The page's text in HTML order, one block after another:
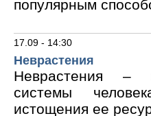
популярным
17.09 - 14:30
Неврастения
Неврастения –
системы
истощения ее